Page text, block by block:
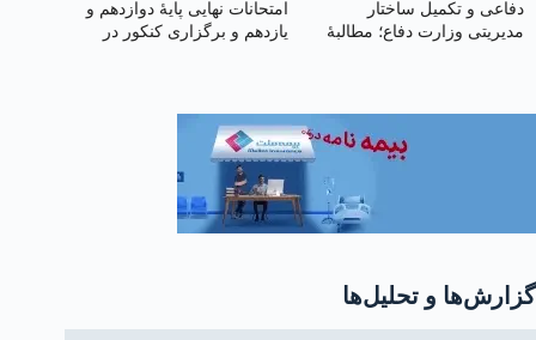
دفاعی و تکمیل ساختار
مدیریتی وزارت دفاع؛ مطالبهٔ
امتحانات نهایی پایهٔ دوازدهم و
یازدهم و برگزاری کنکور در
گزارش‌ها و تحلیل‌ها